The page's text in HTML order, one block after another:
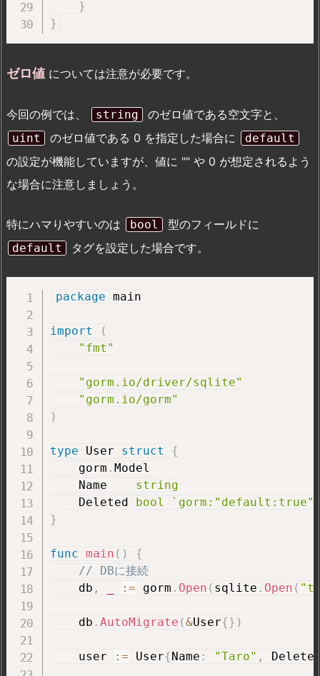
}
}
ゼロ値 については注意が必要です。
今回の例では、 string のゼロ値である空文字と、
uint のゼロ値である 0 を指定した場合に default
の設定が機能していますが、値に "" や 0 が想定されるよう
な場合に注意しましょう。
特にハマりやすいのは bool 型のフィールドに
default タグを設定した場合です。
package main
import
(
"fmt"
"gorm.io/driver/sqlite"
"gorm.io/gorm"
)
type User struct
{
    gorm
. Model
    Name
string
    Deleted
bool
}
func main ( )
{
// DBに接続
    db
, := gorm . Open ( sqlite . Open (
    db
. AutoMigrate (&User{} )
    user
:= User{ Name : "Taro" ,